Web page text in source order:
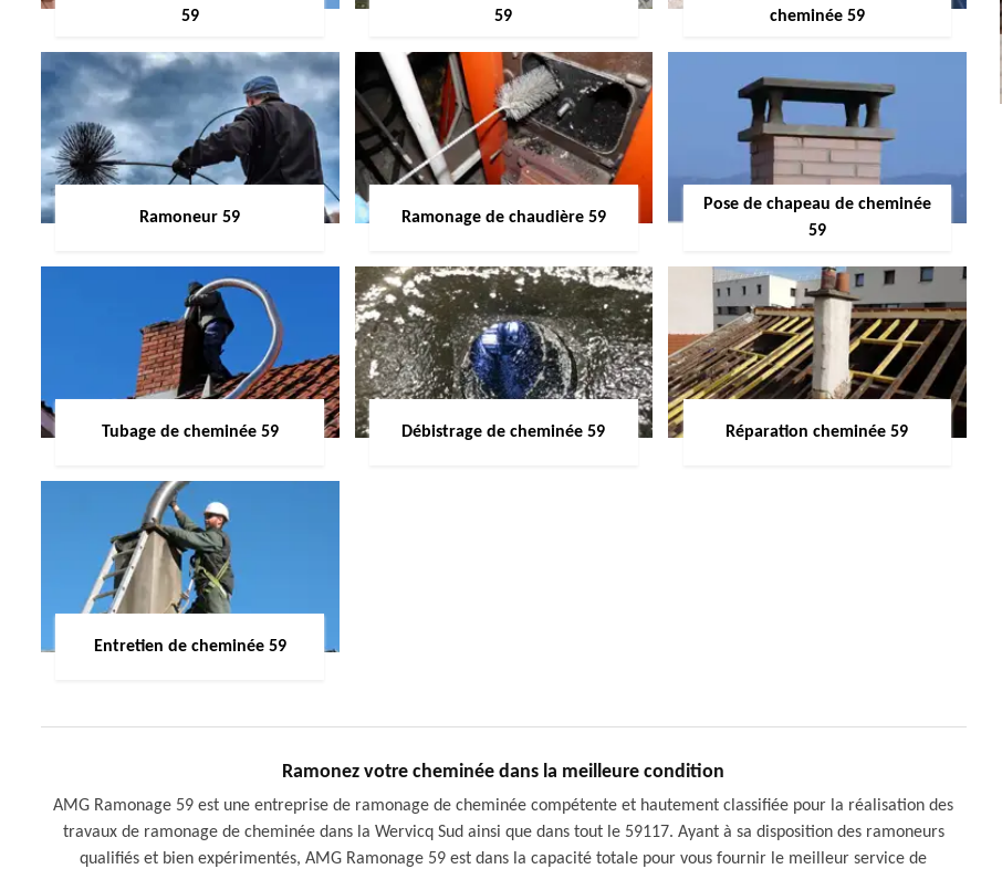
59
59
cheminée 59
Ramoneur 59 Ramonage de chaudière 59
Pose de chapeau de cheminée
59
Tubage de cheminée 59 Débistrage de cheminée 59 Réparation cheminée 59
Entretien de cheminée 59
Ramonez votre cheminée dans la meilleure condition
AMG Ramonage 59 est une entreprise de ramonage de cheminée compétente et hautement classifiée pour la réalisation des
travaux de ramonage de cheminée dans la Wervicq Sud ainsi que dans tout le 59117. Ayant à sa disposition des ramoneurs
qualifiés et bien expérimentés, AMG Ramonage 59 est dans la capacité totale pour vous fournir le meilleur service de